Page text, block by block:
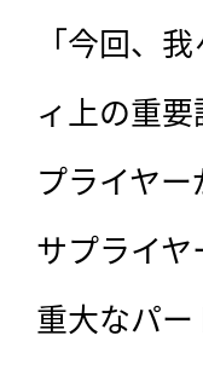
「今回、
ィ上の重
プライヤ
サプライ
重大なパ